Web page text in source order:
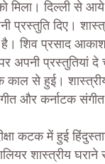
मिला। दिल्ली से आये
प्रस्तुति दिए।
शिव प्रसाद
पर अपनी प्रस्तुतियां
से हुई।
और कर्नाटक
कटक में हुई
शास्त्रीय घराने